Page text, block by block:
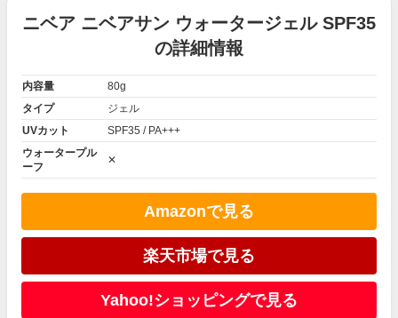
ニベア ニベアサン ウォータージェル SPF35
の詳細情報
内容量
80g
タイプ
ジェル
UVカット
SPF35 / PA+++
ウォータープル
ーフ
✕
Amazonで見る
楽天市場で見る
Yahoo!ショッピングで見る